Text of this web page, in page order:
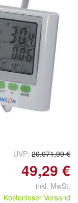
UVP: 20.071,99 €
49,29 €
inkl. MwSt.
Kostenloser Versand